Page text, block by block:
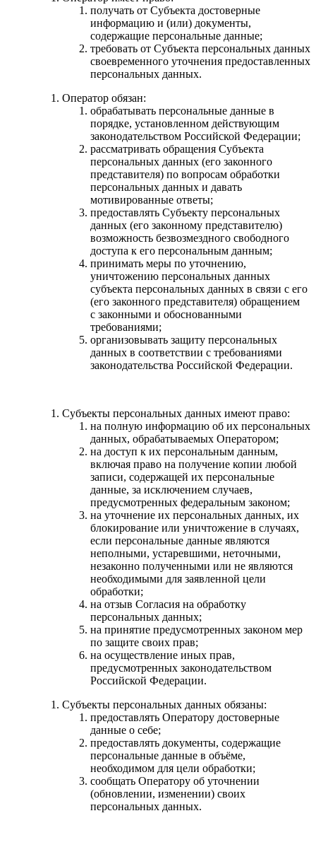
получать от Субъекта достоверные
информацию и (или) документы,
содержащие персональные данные;
требовать от Субъекта персональных данных
своевременного уточнения предоставленных
персональных данных.
Оператор обязан:
обрабатывать персональные данные в
порядке, установленном действующим
законодательством Российской Федерации;
рассматривать обращения Субъекта
персональных данных (его законного
представителя) по вопросам обработки
персональных данных и давать
мотивированные ответы;
предоставлять Субъекту персональных
данных (его законному представителю)
возможность безвозмездного свободного
доступа к его персональным данным;
принимать меры по уточнению,
уничтожению персональных данных
субъекта персональных данных в связи с его
(его законного представителя) обращением
с законными и обоснованными
требованиями;
организовывать защиту персональных
данных в соответствии с требованиями
законодательства Российской Федерации.
Субъекты персональных данных имеют право:
на полную информацию об их персональных
данных, обрабатываемых Оператором;
на доступ к их персональным данным,
включая право на получение копии любой
записи, содержащей их персональные
данные, за исключением случаев,
предусмотренных федеральным законом;
на уточнение их персональных данных, их
блокирование или уничтожение в случаях,
если персональные данные являются
неполными, устаревшими, неточными,
незаконно полученными или не являются
необходимыми для заявленной цели
обработки;
на отзыв Согласия на обработку
персональных данных;
на принятие предусмотренных законом мер
по защите своих прав;
на осуществление иных прав,
предусмотренных законодательством
Российской Федерации.
Субъекты персональных данных обязаны:
предоставлять Оператору достоверные
данные о себе;
предоставлять документы, содержащие
персональные данные в объёме,
необходимом для цели обработки;
сообщать Оператору об уточнении
(обновлении, изменении) своих
персональных данных.